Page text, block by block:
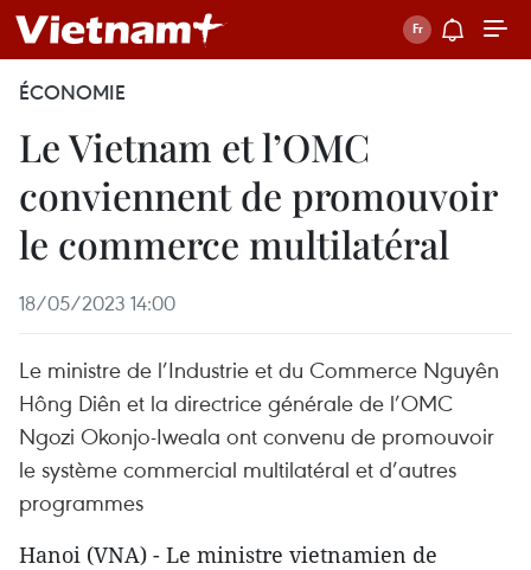
ÉCONOMIE
Le Vietnam et l’OMC
conviennent de promouvoir
le commerce multilatéral
18/05/2023 14:00
Le ministre de l’Industrie et du Commerce Nguyên
Hông Diên et la directrice générale de l’OMC
Ngozi Okonjo-Iweala ont convenu de promouvoir
le système commercial multilatéral et d’autres
programmes
Hanoi (VNA) - Le ministre vietnamien de